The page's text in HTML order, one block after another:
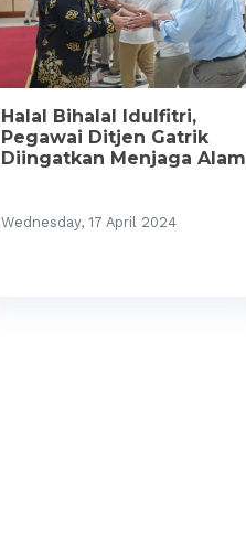
Halal Bihalal Idulfitri,
Pegawai Ditjen Gatrik
Diingatkan Menjaga Alam
Wednesday, 17 April 2024